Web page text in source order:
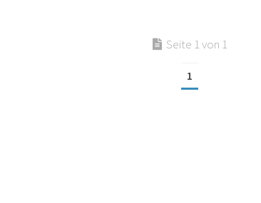
Seite 1 von 1
1